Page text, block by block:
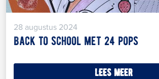
28 augustus 2024
back to school met 24 pops
lees meer